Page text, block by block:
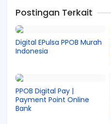
Postingan Terkait
Digital EPulsa PPOB Murah
Indonesia
PPOB Digital Pay |
Payment Point Online
Bank